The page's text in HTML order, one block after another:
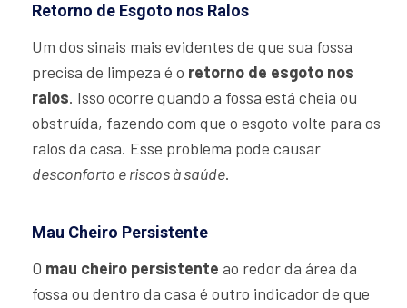
Retorno de Esgoto nos Ralos
Um dos sinais mais evidentes de que sua fossa
precisa de limpeza é o retorno de esgoto nos
ralos. Isso ocorre quando a fossa está cheia ou
obstruída, fazendo com que o esgoto volte para os
ralos da casa. Esse problema pode causar
desconforto e riscos à saúde.
Mau Cheiro Persistente
O mau cheiro persistente ao redor da área da
fossa ou dentro da casa é outro indicador de que